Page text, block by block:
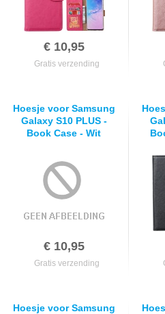
€ 10,95
Gratis verzending
Hoesje voor Samsung
Galaxy S10 PLUS -
Book Case - Wit
€ 10,95
Gratis verzending
Hoesje voor Samsung